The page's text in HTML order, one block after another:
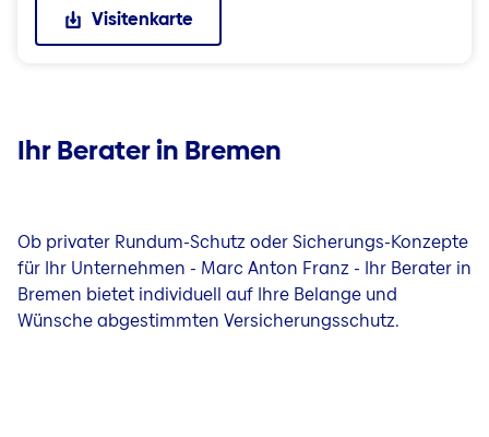
Visitenkarte
Ihr Berater in Bremen
Ob privater Rundum-Schutz oder Sicherungs-Konzepte
für Ihr Unternehmen - Marc Anton Franz - Ihr Berater in
Bremen bietet individuell auf Ihre Belange und
Wünsche abgestimmten Versicherungsschutz.